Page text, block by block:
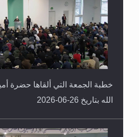
خطبة الجمعة التي ألقاها حضرة
الله بتاريخ 26-06-2026